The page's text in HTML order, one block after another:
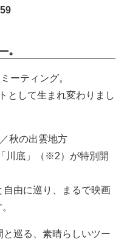
。
ーティング。
として生まれ変わりまし
秋の出雲地方
川底」（※2）が特別開
自由に巡り、まるで映画
巡る、素晴らしいツー